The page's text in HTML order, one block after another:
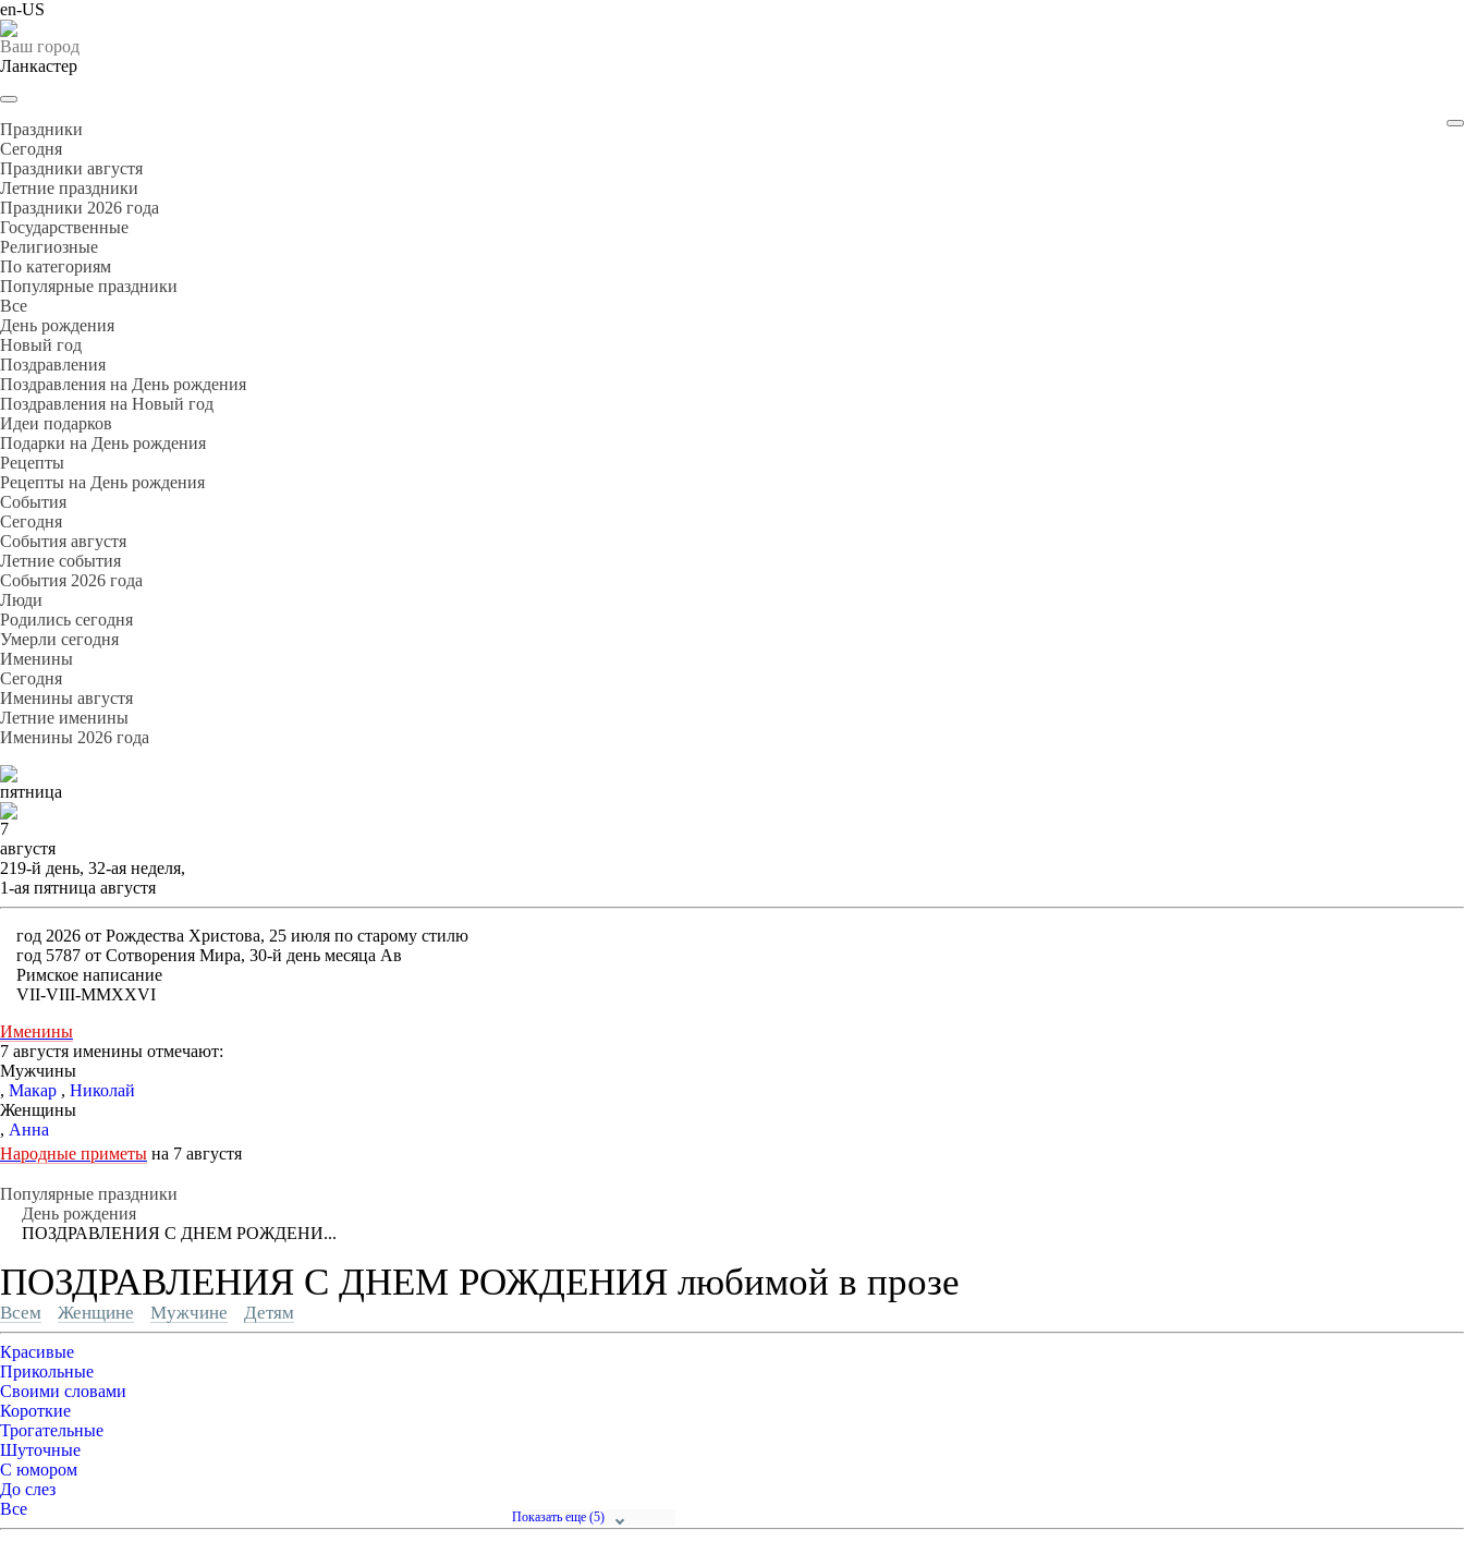
en-US
Ваш город
Ланкастер
Праздники
Cегодня
Праздники августя
Летние праздники
Праздники 2026 года
Государственные
Религиозные
По категориям
Популярные праздники
Все
День рождения
Новый год
Поздравления
Поздравления на День рождения
Поздравления на Новый год
Идеи подарков
Подарки на День рождения
Рецепты
Рецепты на День рождения
События
Cегодня
События августя
Летние события
События 2026 года
Люди
Родились сегодня
Умерли сегодня
Именины
Cегодня
Именины августя
Летние именины
Именины 2026 года
пятница
7
августя
219-й день, 32-ая неделя,
1-ая пятница августя
год 2026 от Рождества Христова, 25 июля по старому стилю
год 5787 от Сотворения Мира, 30-й день месяца Ав
Римское написание
VII-VIII-MMXXVI
Именины
7 августя именины отмечают:
Мужчины
, Макар , Николай
Женщины
, Анна
Народные приметы на 7 августя
Популярные праздники
День рождения
ПОЗДРАВЛЕНИЯ С ДНЕМ РОЖДЕНИ...
ПОЗДРАВЛЕНИЯ С ДНЕМ РОЖДЕНИЯ любимой в прозе
Всем Женщине Мужчине Детям
Красивые
Прикольные
Своими словами
Короткие
Трогательные
Шуточные
С юмором
До слез
Все
Показать еще (5)